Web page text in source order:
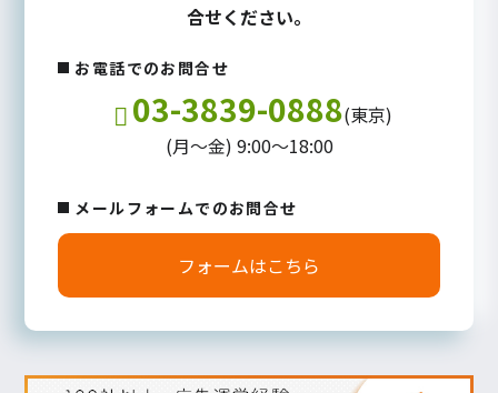
合せください。
お電話でのお問合せ
03-3839-0888(東京)
(月～金) 9:00～18:00
メールフォームでのお問合せ
フォームはこちら